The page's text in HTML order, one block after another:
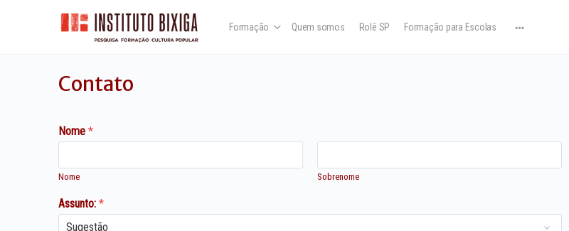
Formação Quem somos Rolê SP Formação para Escolas
Contato
Nome *
Nome Sobrenome
Assunto: *